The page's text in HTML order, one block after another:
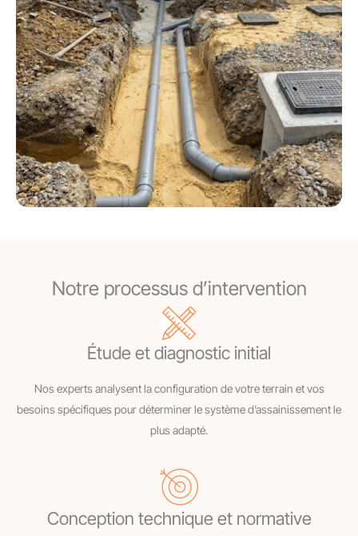
Notre processus d’intervention
Étude et diagnostic initial
Nos experts analysent la configuration de votre terrain et vos
besoins spécifiques pour déterminer le système d’assainissement le
plus adapté.
Conception technique et normative